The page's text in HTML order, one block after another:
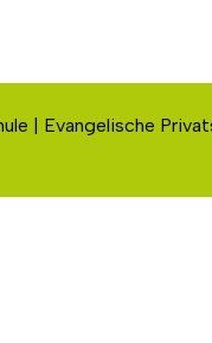
| Evangelische